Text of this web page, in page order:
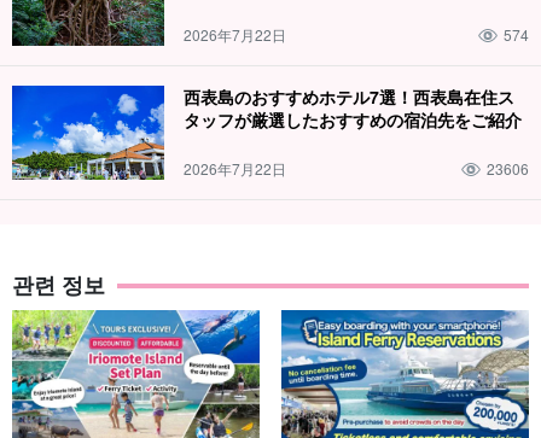
2026年7月22日 574
西表島のおすすめホテル7選！西表島在住ス
タッフが厳選したおすすめの宿泊先をご紹介
2026年7月22日 23606
관련 정보